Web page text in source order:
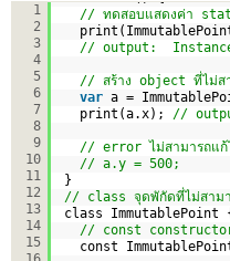
1
2
3
4
5
6
7
8
9
10
11
12
13
14
15
// ทดสอบแสดงค่า
// output:
// สร้าง object ที่ไม่สา
var a =
print(a.x); //
// error ไม่สามารถแก้
// a.y = 500;
}
// class จุดพักัดที่ไม่สามา
class ImmutablePoint
// const
const